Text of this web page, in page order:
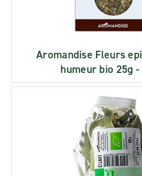
Aromandise Fleurs
humeur bio 25g -